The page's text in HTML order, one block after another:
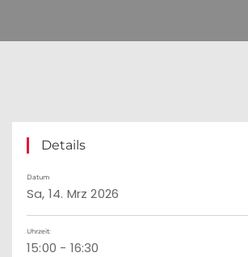
Details
Datum
Sa, 14. Mrz 2026
Uhrzeit:
15:00 - 16:30